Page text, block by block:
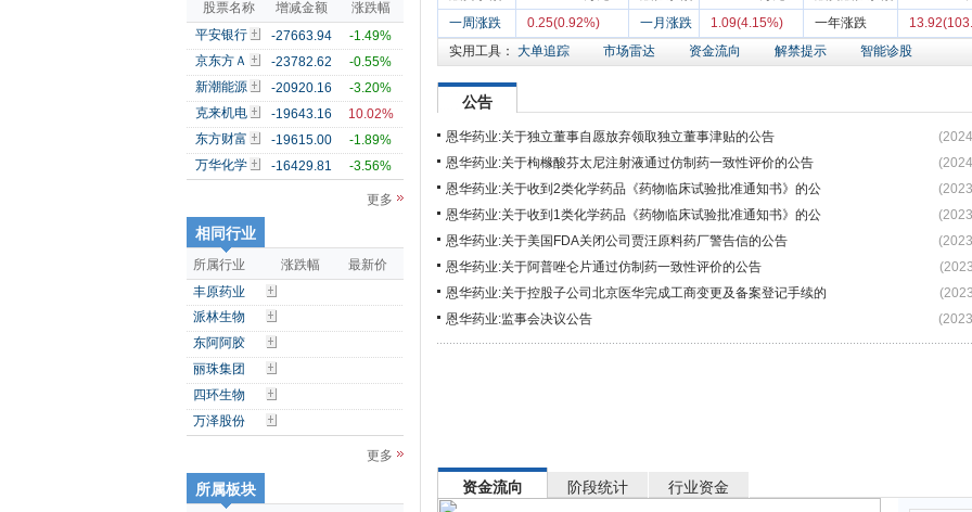
股票名称
增减金额
涨跌幅
平安银行
-27663.94
-1.49%
京东方Ａ
-23782.62
-0.55%
新潮能源
-20920.16
-3.20%
克来机电
-19643.16
10.02%
东方财富
-19615.00
-1.89%
万华化学
-16429.81 -3.56%
更多
相同行业
所属行业 涨跌幅
最新价
丰原药业
派林生物
东阿阿胶
丽珠集团
四环生物
万泽股份
更多
所属板块
一周涨跌
0.25(0.92%) 一月涨跌 1.09(4.15%) 一年涨跌
实用工具： 大单追踪 市场雷达 资金流向 解禁提示 智能诊股
公告
恩华药业:关于独立董事自愿放弃领取独立董事津贴的公告
恩华药业:关于枸橼酸芬太尼注射液通过仿制药一致性评价的公告
恩华药业:关于收到2类化学药品《药物临床试验批准通知书》的公
恩华药业:关于收到1类化学药品《药物临床试验批准通知书》的公
恩华药业:关于美国FDA关闭公司贾汪原料药厂警告信的公告
恩华药业:关于阿普唑仑片通过仿制药一致性评价的公告
恩华药业:关于控股子公司北京医华完成工商变更及备案登记手续的
恩华药业:监事会决议公告
资金流向 阶段统计 行业资金